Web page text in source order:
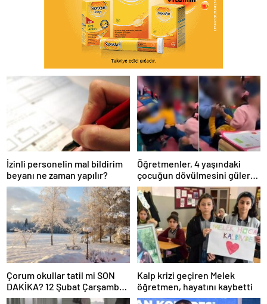
İzinli personelin mal bildirim
beyanı ne zaman yapılır?
Öğretmenler, 4 yaşındaki
çocuğun dövülmesini gülerek
izledi
Çorum okullar tatil mi SON
DAKİKA? 12 Şubat Çarşamba
Çorum’da okul yok mu (Çorum
Kalp krizi geçiren Melek
öğretmen, hayatını kaybetti